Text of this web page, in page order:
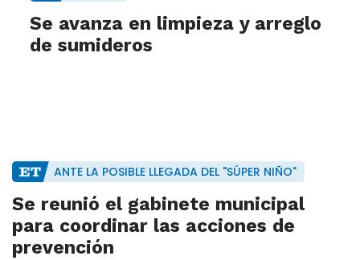
Se avanza en limpieza y arreglo
de sumideros
ANTE LA POSIBLE LLEGADA DEL "SÚPER NIÑO"
Se reunió el gabinete municipal
para coordinar las acciones de
prevención